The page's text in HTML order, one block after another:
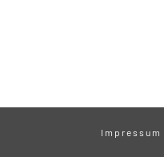
Impressum